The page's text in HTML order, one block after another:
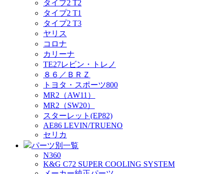
タイプ2 T2
タイプ2 T1
タイプ2 T3
ヤリス
コロナ
カリーナ
TE27レビン・トレノ
８６／ＢＲＺ
トヨタ・スポーツ800
MR2（AW11）
MR2（SW20）
スターレット(EP82)
AE86 LEVIN/TRUENO
セリカ
パーツ別一覧
N360
K&G C72 SUPER COOLING SYSTEM